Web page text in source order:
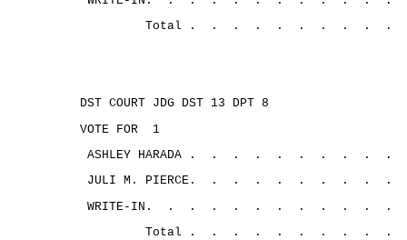
Total .
. . . . . . . . .
DST COURT JDG DST 13 DPT 8
VOTE FOR
1
ASHLEY HARADA .
. . . . . . . .
.
JULI M. PIERCE.
. . . . . . . .
.
WRITE-IN.
. . . . . . . . . .
.
Total .
. . . . . . . . .